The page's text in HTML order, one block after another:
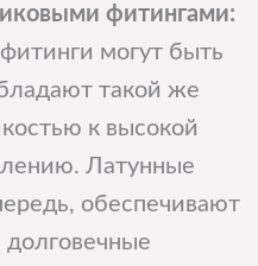
фитингами:
могут быть
такой же
к высокой
Латунные
обеспечивают